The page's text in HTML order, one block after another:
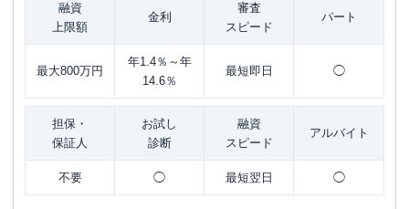
融資
上限額
金利
審査
スピード
パート
最大800万円
年1.4％～年
14.6％
最短即日 ◯
担保・
保証人
お試し
診断
融資
スピード
アルバイト
不要 ◯ 最短翌日 ◯